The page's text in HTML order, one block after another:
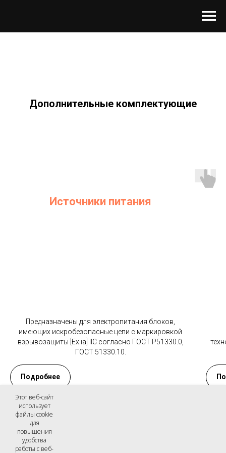
Дополнительные комплектующие
Источники питания
Предназначены для электропитания блоков,
имеющих искробезопасные цепи с маркировкой
взрывозащиты [Ex ia] IIC согласно ГОСТ Р51330.0,
ГОСТ 51330.10.
Подробнее
Этот веб-сайт
использует
файлы cookie
для
повышения
удобства
работы с веб-